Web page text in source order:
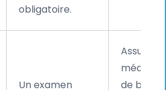
obligatoire.
Un examen
médicale
de base